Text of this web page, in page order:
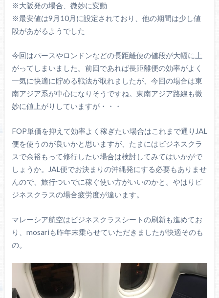
※大阪発の場合、微妙に変動
※最安値は9月10月に設定されており、他の期間は少し値
段があがるようでした
今回はパースやロンドンなどの長距離便の値段が大幅に上
がってしまいました。前回であれば長距離便の効率がよく
一気に快適に貯める戦法が取れましたが、今回の場合は東
南アジア系が中心になりそうですね。東南アジア路線も微
妙に値上がりしていますが・・・
FOP単価を抑えて効率よく稼ぎたい場合はこれまで通りJAL
便を使うのが良いかと思いますが、たまにはビジネスクラ
スで余裕もって修行したい場合は検討してみてはいかがで
しょうか。JAL便でお決まりの沖縄発にする必要もありませ
んので、旅行ついでに稼ぐ使い方がいいのかと。やはりビ
ジネスクラスの場合疲労度が違います。
マレーシア航空はビジネスクラスシートの刷新も進めてお
り、mosariも昨年末乗らせていただきましたが快適そのも
の。